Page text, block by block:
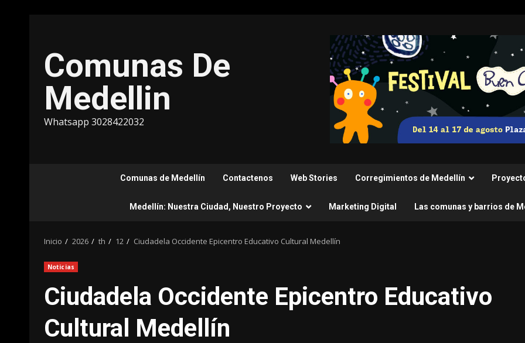
Comunas De
Medellin
Whatsapp 3028422032
Comunas de Medellín Contactenos Web Stories Corregimientos de Medellín
Medellín: Nuestra Ciudad, Nuestro Proyecto Marketing Digital Las comunas y barrios de
Inicio 2026 th 12 Ciudadela Occidente Epicentro Educativo Cultural Medellín
Noticias
Ciudadela Occidente Epicentro Educativo
Cultural Medellín